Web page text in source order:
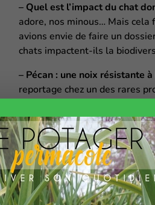
– Quel est l’impact du chat
adore, nos minous… Mais cela
avions envie de faire un
chats impactent-ils la
– Pécan : une noix résistante
reportage chez un des rares
vers Marmande. Découvrez
sur la culture de cet arbre qui
– Les plantes invasives et
plusieurs chercheurs sur le
plus clair sur ces plantes mal-
– Quand le sol ne digère plus